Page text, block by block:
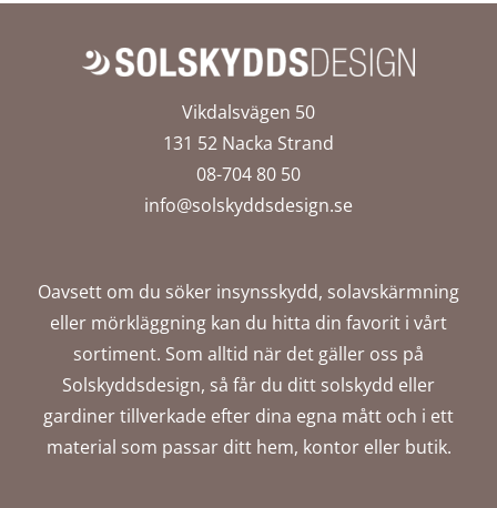
Vikdalsvägen 50
131 52 Nacka Strand
08-704 80 50
info@solskyddsdesign.se
Oavsett om du söker insynsskydd, solavskärmning
eller mörkläggning kan du hitta din favorit i vårt
sortiment. Som alltid när det gäller oss på
Solskyddsdesign, så får du ditt solskydd eller
gardiner tillverkade efter dina egna mått och i ett
material som passar ditt hem, kontor eller butik.